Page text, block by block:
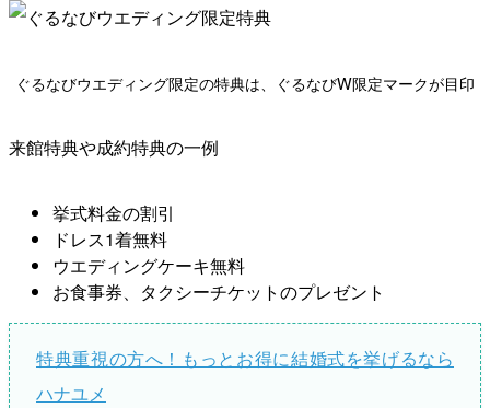
ぐるなびウエディング限定の特典は、ぐるなびW限定マークが目印
来館特典や成約特典の一例
挙式料金の割引
ドレス1着無料
ウエディングケーキ無料
お食事券、タクシーチケットのプレゼント
特典重視の方へ！もっとお得に結婚式を挙げるなら
ハナユメ